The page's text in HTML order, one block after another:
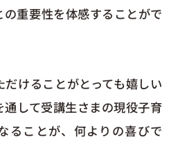
重要性を体感することがで
けることがとっても嬉しい
して受講生さまの現役子育
ることが、何よりの喜びで